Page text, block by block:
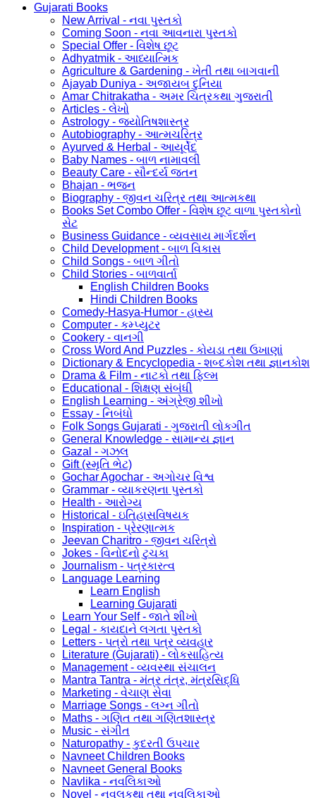
Gujarati Books
New Arrival - નવા પુસ્તકો
Coming Soon - નવા આવનારા પુસ્તકો
Special Offer - વિશેષ છૂટ
Adhyatmik - આધ્યાત્મિક
Agriculture & Gardening - ખેતી તથા બાગવાની
Ajayab Duniya - અજાયબ દુનિયા
Amar Chitrakatha - અમર ચિત્રકથા ગુજરાતી
Articles - લેખો
Astrology - જ્યોતિષશાસ્ત્ર
Autobiography - આત્મચરિત્ર
Ayurved & Herbal - આયૂર્વેદ
Baby Names - બાળ નામાવલી
Beauty Care - સૌન્દર્ય જતન
Bhajan - ભજન
Biography - જીવન ચરિત્ર તથા આત્મકથા
Books Set Combo Offer - વિશેષ છૂટ વાળા પુસ્તકોનો
સેટ
Business Guidance - વ્યવસાય માર્ગદર્શન
Child Development - બાળ વિકાસ
Child Songs - બાળ ગીતો
Child Stories - બાળવાર્તા
English Children Books
Hindi Children Books
Comedy-Hasya-Humor - હાસ્ય
Computer - કમ્પ્યુટર
Cookery - વાનગી
Cross Word And Puzzles - કોયડા તથા ઉખાણાં
Dictionary & Encyclopedia - શબ્દકોશ તથા જ્ઞાનકોશ
Drama & Film - નાટકો તથા ફિલ્મ
Educational - શિક્ષણ સંબંધી
English Learning - અંગ્રેજી શીખો
Essay - નિબંધો
Folk Songs Gujarati - ગુજરાતી લોકગીત
General Knowledge - સામાન્ય જ્ઞાન
Gazal - ગઝલ
Gift (સ્મૃતિ ભેટ)
Gochar Agochar - અગોચર વિશ્વ
Grammar - વ્યાકરણના પુસ્તકો
Health - આરોગ્ય
Historical - ઇતિહાસવિષયક
Inspiration - પ્રેરણાત્મક
Jeevan Charitro - જીવન ચરિત્રો
Jokes - વિનોદનો ટુચકા
Journalism - પત્રકારત્વ
Language Learning
Learn English
Learning Gujarati
Learn Your Self - જાતે શીખો
Legal - કાયદાને લગતા પુસ્તકો
Letters - પત્રો તથા પત્ર વ્યવહાર
Literature (Gujarati) - લોકસાહિત્ય
Management - વ્યવસ્થા સંચાલન
Mantra Tantra - મંત્ર તંત્ર, મંત્રસિદ્ધિ
Marketing - વેચાણ સેવા
Marriage Songs - લગ્ન ગીતો
Maths - ગણિત તથા ગણિતશાસ્ત્ર
Music - સંગીત
Naturopathy - કુદરતી ઉપચાર
Navneet Children Books
Navneet General Books
Navlika - નવલિકાઓ
Novel - નવલકથા તથા નવલિકાઓ